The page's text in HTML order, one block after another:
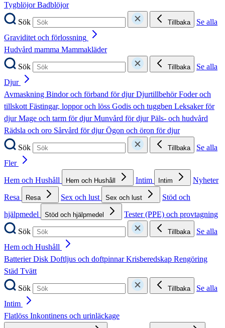
TygblöjorBadblöjor
Sök
Tillbaka
Se alla
Graviditet och förlossning
Hudvård mamma Mammakläder
Sök
Tillbaka
Se alla
Djur
Avmaskning Bindor och förband för djurDjurtillbehörFoder och
tillskottFästingar, loppor och löss Godis och tuggben Leksaker för
djurMage och tarm för djurMunvård för djurPäls- och hudvård
Rädsla och oro Sårvård för djurÖgon och öron för djur
Sök
Tillbaka
Se alla
Fler
Hem och Hushåll
Hem och Hushåll Intim Intim
Nyheter
Resa
Resa Sex och lust Sex och lust
Stöd och
hjälpmedel
Stöd och hjälpmedel
Tester (PPE) och provtagning
Sök
Tillbaka
Se alla
Hem och Hushåll
BatterierDisk Doftljus och doftpinnarKrisberedskap Rengöring
Städ Tvätt
Sök
Tillbaka
Se alla
Intim
Flatlöss Inkontinens och urinläckage